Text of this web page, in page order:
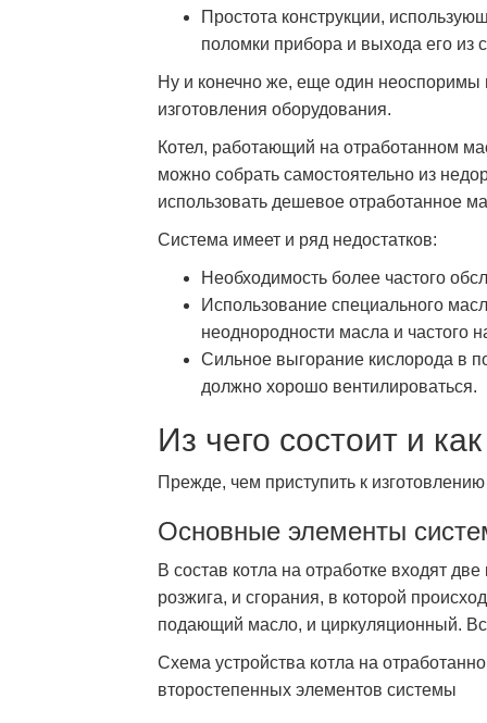
Простота конструкции,
поломки прибора и выхода его из
Ну и конечно же, еще один неоспоримы
изготовления оборудования.
Котел, работающий на отработанном
можно собрать самостоятельно из
использовать дешевое отработанное
Система имеет и ряд недостатков:
Необходимость более частого
Использование специального
неоднородности масла и частого
Сильное выгорание кислорода в
должно хорошо вентилироваться.
Из чего состоит и
Прежде, чем приступить к
Основные элементы
В состав котла на отработке входят
розжига, и сгорания, в которой
подающий масло, и циркуляционный.
Схема устройства котла на
второстепенных элементов системы